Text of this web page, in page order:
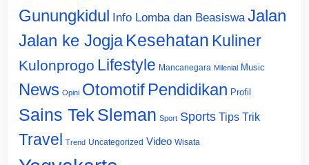
Gunungkidul Info Lomba dan Beasiswa Jalan
Jalan ke Jogja Kesehatan Kuliner
Kulonprogo Lifestyle Mancanegara Milenial Music
News Opini Otomotif Pendidikan Profil
Sains Tek Sleman Sport Sports Tips Trik
Travel Trend Uncategorized Video Wisata